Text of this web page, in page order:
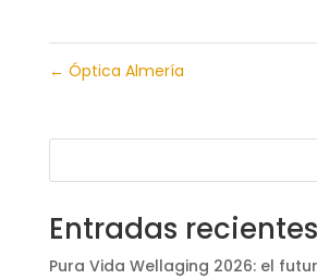
← Óptica Almería
Entradas recientes
Pura Vida Wellaging 2026: el